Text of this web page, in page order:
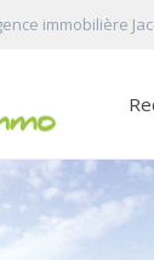
immobilière